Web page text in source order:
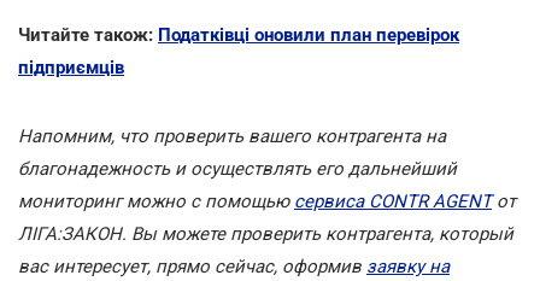
Читайте також: Податківці оновили план перевірок
підприємців
Напомним, что проверить вашего контрагента на
благонадежность и осуществлять его дальнейший
мониторинг можно с помощью сервиса CONTR AGENTот
ЛІГА:ЗАКОН. Вы можете проверить контрагента, который
вас интересует, прямо сейчас, оформив заявку на